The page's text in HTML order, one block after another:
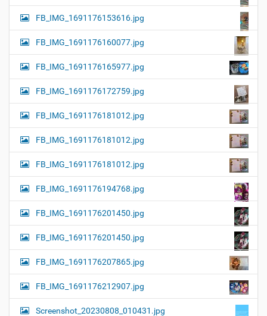
FB_IMG_1691176153616.jpg
FB_IMG_1691176160077.jpg
FB_IMG_1691176165977.jpg
FB_IMG_1691176172759.jpg
FB_IMG_1691176181012.jpg
FB_IMG_1691176181012.jpg
FB_IMG_1691176181012.jpg
FB_IMG_1691176194768.jpg
FB_IMG_1691176201450.jpg
FB_IMG_1691176201450.jpg
FB_IMG_1691176207865.jpg
FB_IMG_1691176212907.jpg
Screenshot_20230808_010431.jpg